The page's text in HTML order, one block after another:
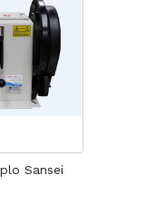
Sansei